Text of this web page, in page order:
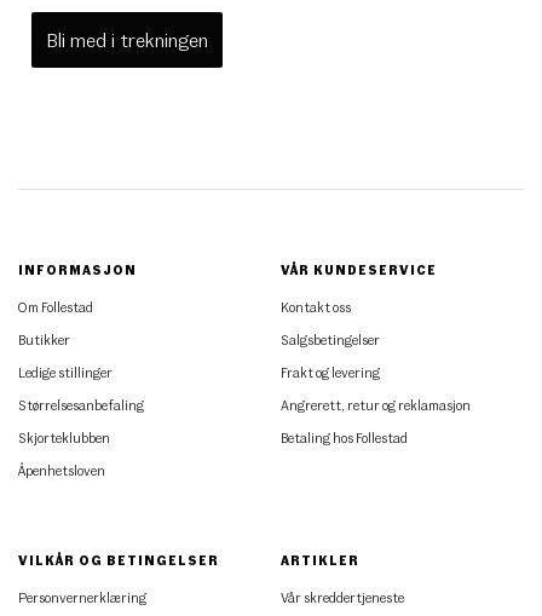
Bli med i trekningen
INFORMASJON
Om Follestad
Butikker
Ledige stillinger
Størrelsesanbefaling
Skjorteklubben
Åpenhetsloven
VÅR KUNDESERVICE
Kontakt oss
Salgsbetingelser
Frakt og levering
Angrerett, retur og reklamasjon
Betaling hos Follestad
VILKÅR OG BETINGELSER
Personvernerklæring
ARTIKLER
Vår skreddertjeneste